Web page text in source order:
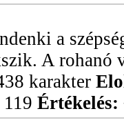
a
A rohanó
karakter
119 Értékelés: